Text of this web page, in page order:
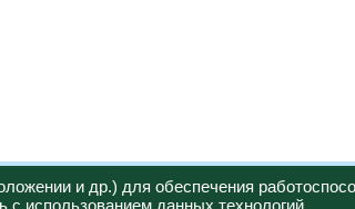
и др.) для обеспечения
использованием данных технологий.